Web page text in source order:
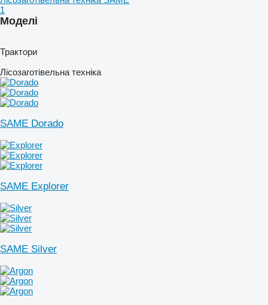
1
Моделі
Трактори
Лісозаготівельна техніка
SAME Dorado
SAME Explorer
SAME Silver